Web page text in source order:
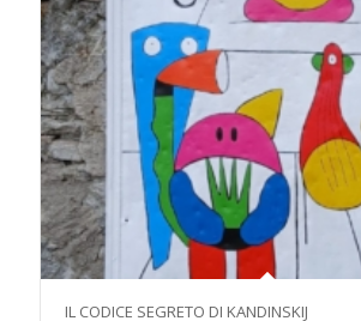
IL CODICE SEGRETO DI KANDINSKIJ